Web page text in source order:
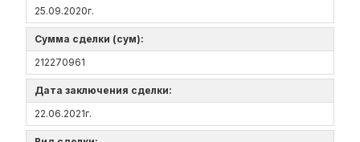
25.09.2020г.
Сумма сделки (сум):
212270961
Дата заключения сделки:
22.06.2021г.